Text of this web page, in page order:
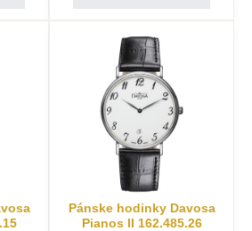
Pánske hodinky Davosa
Pianos II 162.485.26